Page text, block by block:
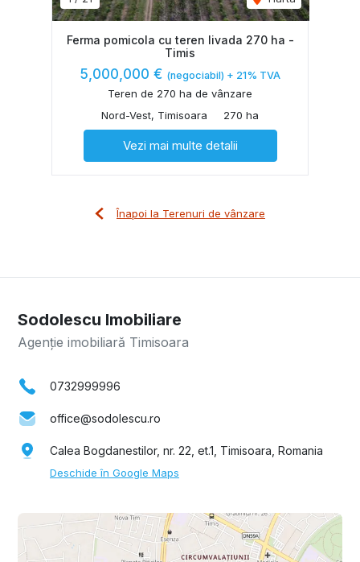
Ferma pomicola cu teren livada 270 ha -
Timis
5,000,000 € (negociabil) + 21% TVA
Teren de 270 ha de vânzare
Nord-Vest, Timisoara
270 ha
Vezi mai multe detalii
Înapoi la Terenuri de vânzare
Sodolescu Imobiliare
Agenție imobiliară Timisoara
0732999996
office@sodolescu.ro
Calea Bogdanestilor, nr. 22, et.1, Timisoara, Romania
Deschide în Google Maps